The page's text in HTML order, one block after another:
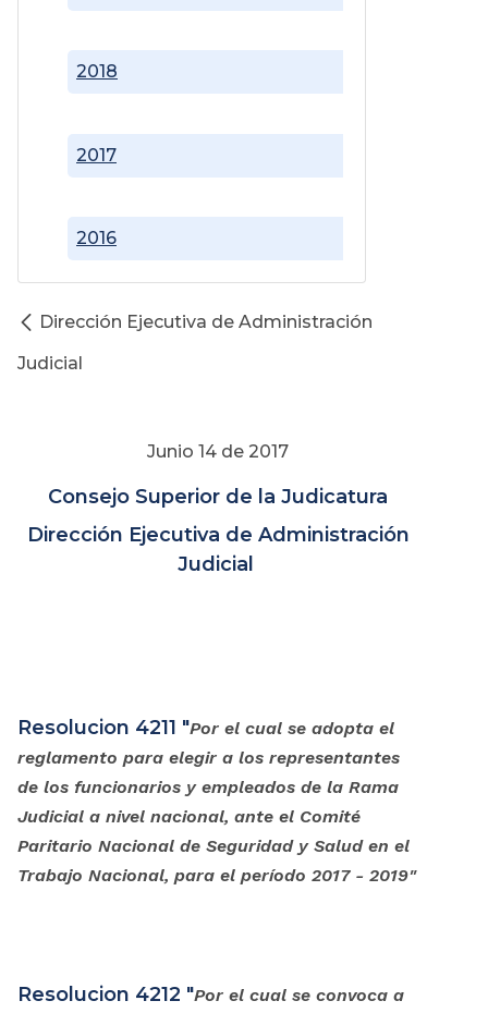
2016
2017
2018
Dirección Ejecutiva de Administración
Judicial
Junio 14 de 2017
Consejo Superior de la Judicatura
Dirección Ejecutiva de Administración
Judicial
Resolucion 4211 "Por el cual se adopta el
reglamento para elegir a los representantes
de los funcionarios y empleados de la Rama
Judicial a nivel nacional, ante el Comité
Paritario Nacional de Seguridad y Salud en el
Trabajo Nacional, para el período 2017 - 2019"
Resolucion 4212 "Por el cual se convoca a